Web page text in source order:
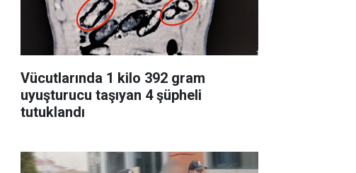
Vücutlarında 1 kilo 392 gram
uyuşturucu taşıyan 4 şüpheli
tutuklandı